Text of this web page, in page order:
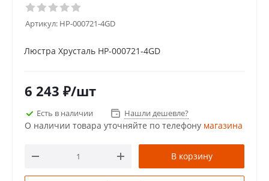
Артикул: HP-000721-4GD
Люстра Хрусталь HP-000721-4GD
6 243 ₽/шт
Есть в наличии Нашли дешевле?
О наличии товара уточняйте по телефону магазина
В корзину